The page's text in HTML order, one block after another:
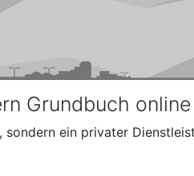
Grundbuch
ein privater